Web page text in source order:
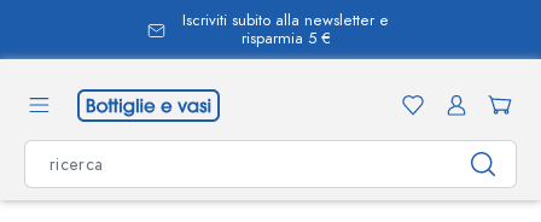
Iscriviti subito alla newsletter e
risparmia 5 €